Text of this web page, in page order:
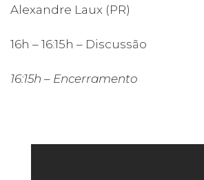
Alexandre Laux (PR)
16h – 16:15h – Discussão
16:15h – Encerramento